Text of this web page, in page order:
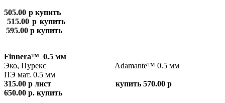
505.00 р купить
515.00 р купить
595.00 р купить
Finnera™ 0.5 мм
Эко, Пурекс Adamante™ 0.5 мм
ПЭ мат. 0.5 мм
315.00 р лист купить 570.00 р
650.00 р. купить